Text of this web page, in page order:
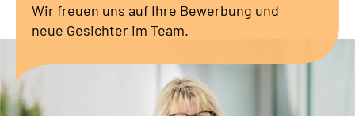
Fachbereiche
Service
Karriere
Wir freuen uns auf Ihre Bewerbung und
neue Gesichter im Team.